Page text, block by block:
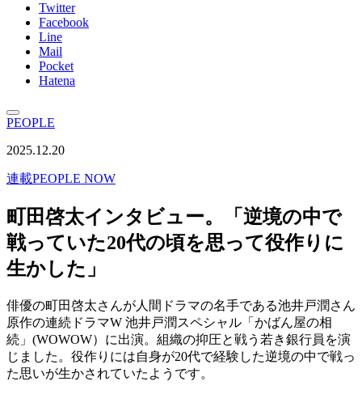
Twitter
Facebook
Line
Mail
Pocket
Hatena
PEOPLE
2025.12.20
連載PEOPLE NOW
町田啓太インタビュー。「逆境の中で
戦っていた20代の頃を思って役作りに
生かした」
俳優の町田啓太さんが人間ドラマの名手である池井戸潤さん
原作の連続ドラマW 池井戸潤スペシャル「かばん屋の相
続」(WOWOW）に出演。組織の抑圧と戦う若き銀行員を演
じました。役作りには自身が20代で経験した逆境の中で戦っ
た思いが生かされていたようです。